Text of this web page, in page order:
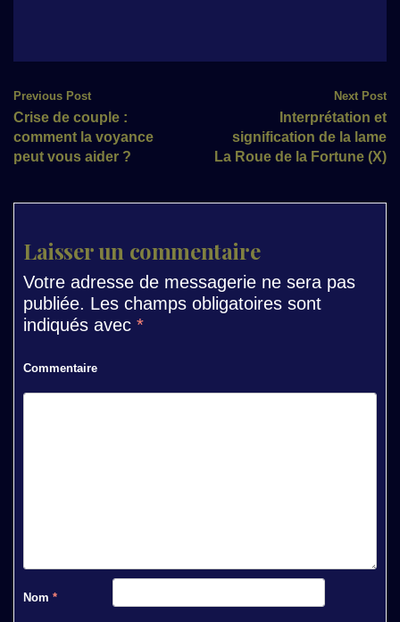
Post
navigation
Previous Post
Crise de couple :
comment la voyance
peut vous aider ?
Next Post
Interprétation et
signification de la lame
La Roue de la Fortune (X)
Laisser un commentaire
Votre adresse de messagerie ne sera pas
publiée. Les champs obligatoires sont
indiqués avec *
Commentaire
Nom *